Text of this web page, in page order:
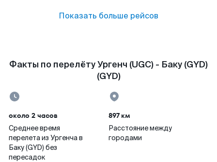
Показать больше рейсов
Факты по перелёту Ургенч (UGC) - Баку (GYD)
(GYD)
около 2 часов
Среднее время
перелета из Ургенча в
Баку (GYD) без
пересадок
897 км
Расстояние между
городами